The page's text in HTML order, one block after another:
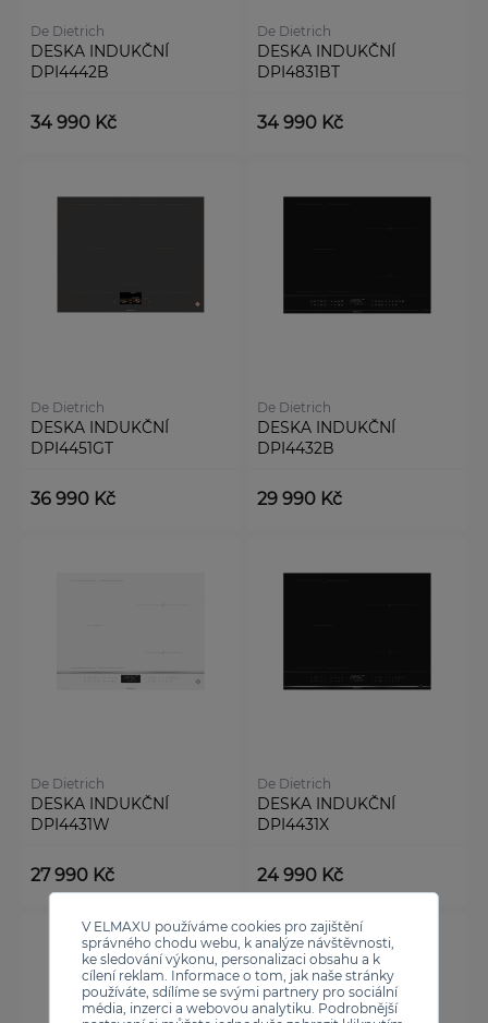
V ELMAXU používáme cookies pro zajištění
správného chodu webu, k analýze návštěvnosti,
ke sledování výkonu, personalizaci obsahu a k
cílení reklam. Informace o tom, jak naše stránky
používáte, sdílíme se svými partnery pro sociální
média, inzerci a webovou analytiku. Podrobnější
De Dietrich
DESKA INDUKČNÍ
DPI4442B
34 990 Kč
De Dietrich
DESKA INDUKČNÍ
DPI4831BT
34 990 Kč
De Dietrich
DESKA INDUKČNÍ
DPI4451GT
36 990 Kč
De Dietrich
DESKA INDUKČNÍ
DPI4432B
29 990 Kč
De Dietrich
DESKA INDUKČNÍ
DPI4431W
27 990 Kč
De Dietrich
DESKA INDUKČNÍ
DPI4431X
24 990 Kč